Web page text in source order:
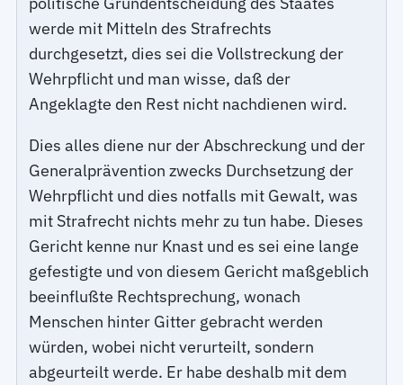
werde mit Mitteln des Strafrechts
durchgesetzt, dies sei die Vollstreckung der
Wehrpflicht und man wisse, daß der
Angeklagte den Rest nicht nachdienen wird.
Dies alles diene nur der Abschreckung und der
Generalprävention zwecks Durchsetzung der
Wehrpflicht und dies notfalls mit Gewalt, was
mit Strafrecht nichts mehr zu tun habe. Dieses
Gericht kenne nur Knast und es sei eine lange
gefestigte und von diesem Gericht maßgeblich
beeinflußte Rechtsprechung, wonach
Menschen hinter Gitter gebracht werden
würden, wobei nicht verurteilt, sondern
abgeurteilt werde. Er habe deshalb mit dem